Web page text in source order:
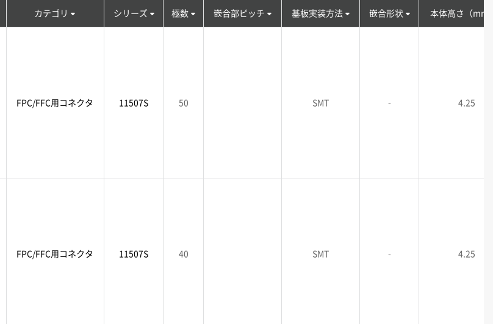
カテゴリ シリーズ 極数 嵌合部ピッチ 基板実装方法 嵌合形状 本体高さ（mm
FPC/FFC用コネクタ 11507S 50 SMT - 4.25
FPC/FFC用コネクタ 11507S 40 SMT - 4.25